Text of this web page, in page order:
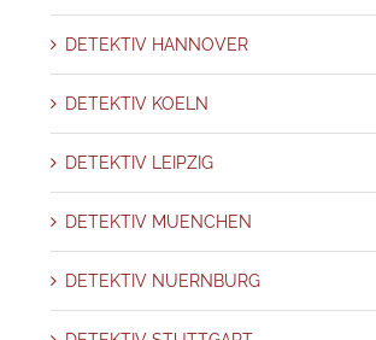
DETEKTIV HANNOVER
DETEKTIV KOELN
DETEKTIV LEIPZIG
DETEKTIV MUENCHEN
DETEKTIV NUERNBURG